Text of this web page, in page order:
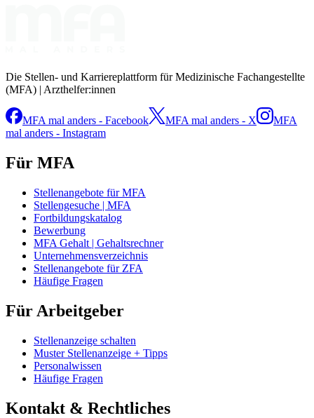
Die Stellen- und Karriereplattform für Medizinische Fachangestellte
(MFA) | Arzthelfer:innen
MFA mal anders - Facebook MFA mal anders - X
MFA
mal anders - Instagram
Für MFA
Stellenangebote für MFA
Stellengesuche | MFA
Fortbildungskatalog
Bewerbung
MFA Gehalt | Gehaltsrechner
Unternehmensverzeichnis
Stellenangebote für ZFA
Häufige Fragen
Für Arbeitgeber
Stellenanzeige schalten
Muster Stellenanzeige + Tipps
Personalwissen
Häufige Fragen
Kontakt & Rechtliches